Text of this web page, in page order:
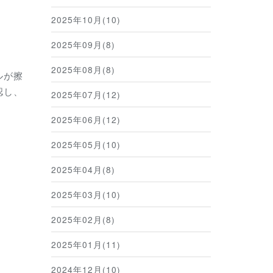
が擦
、
2025年10月(10)
2025年09月(8)
2025年08月(8)
2025年07月(12)
2025年06月(12)
2025年05月(10)
2025年04月(8)
2025年03月(10)
2025年02月(8)
2025年01月(11)
2024年12月(10)